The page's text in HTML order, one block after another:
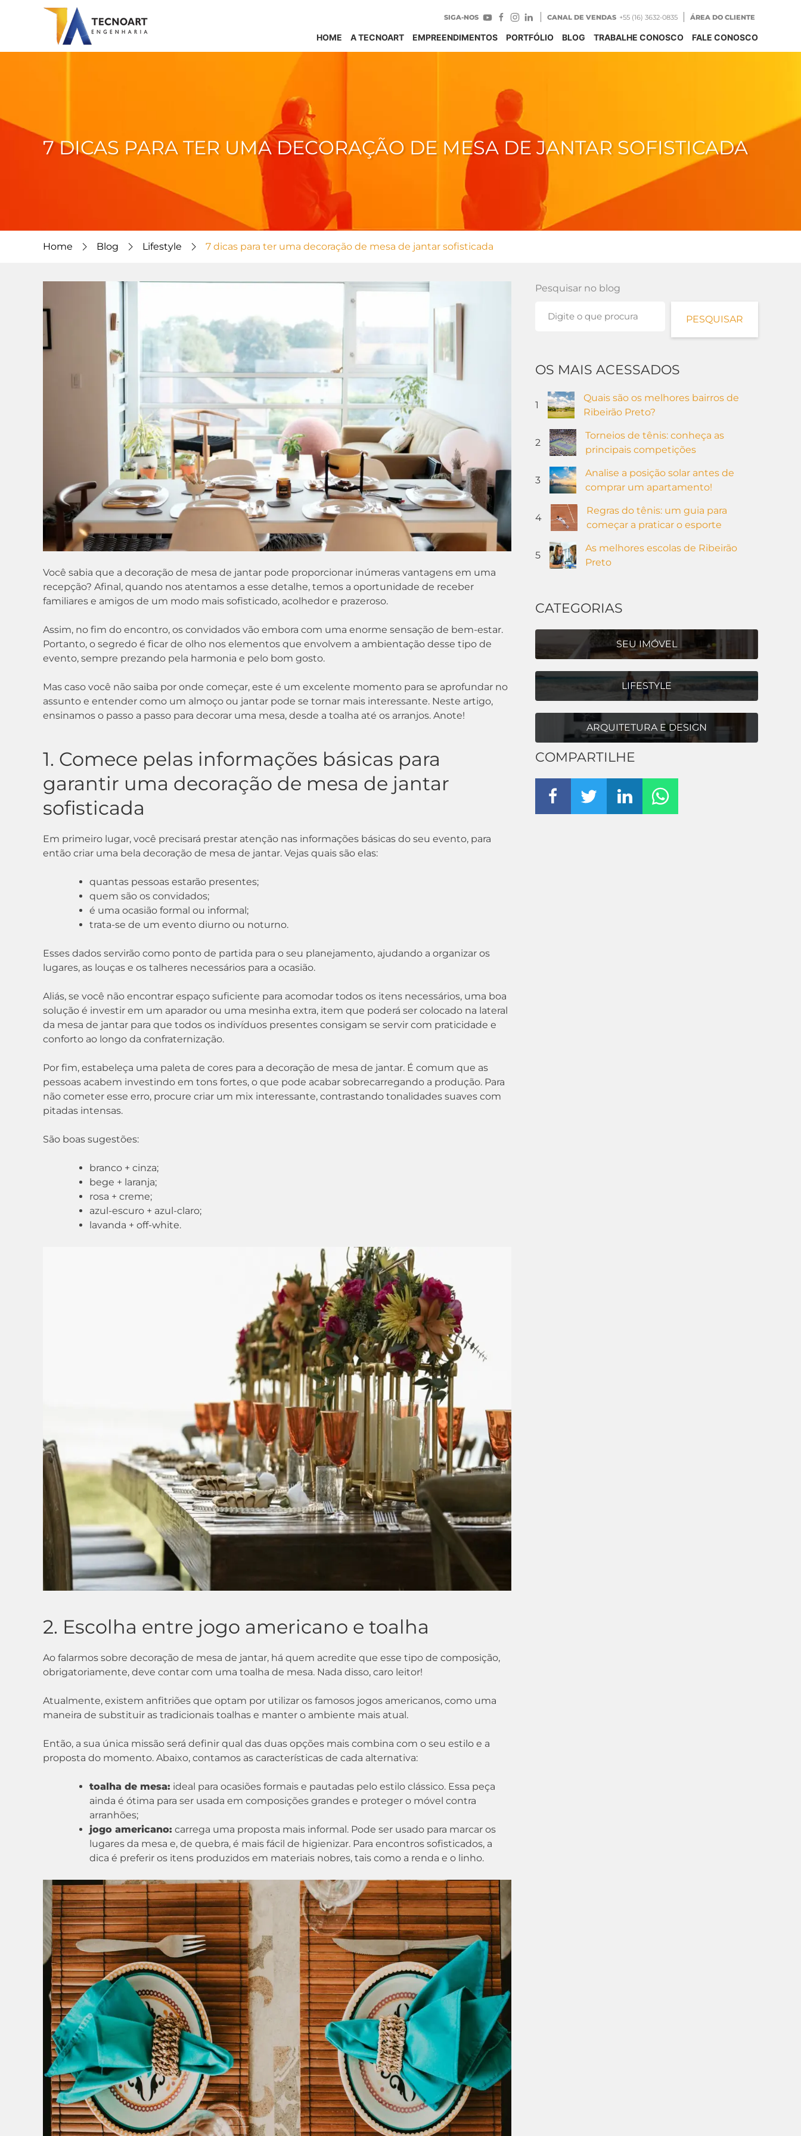
SIGA-NOS CANAL DE VENDAS +55 (16) 3632-0835 ÁREA DO CLIENTE
HOME A TECNOART EMPREENDIMENTOS PORTFÓLIO BLOG TRABALHE CONOSCO FALE CONOSCO
7 DICAS PARA TER UMA DECORAÇÃO DE MESA DE JANTAR SOFISTICADA
Home Blog Lifestyle 7 dicas para ter uma decoração de mesa de jantar sofisticada
Você sabia que a decoração de mesa de jantar pode proporcionar inúmeras vantagens em uma
recepção? Afinal, quando nos atentamos a esse detalhe, temos a oportunidade de receber
familiares e amigos de um modo mais sofisticado, acolhedor e prazeroso.
Assim, no fim do encontro, os convidados vão embora com uma enorme sensação de bem-estar.
Portanto, o segredo é ficar de olho nos elementos que envolvem a ambientação desse tipo de
evento, sempre prezando pela harmonia e pelo bom gosto.
Mas caso você não saiba por onde começar, este é um excelente momento para se aprofundar no
assunto e entender como um almoço ou jantar pode se tornar mais interessante. Neste artigo,
ensinamos o passo a passo para decorar uma mesa, desde a toalha até os arranjos. Anote!
1. Comece pelas informações básicas para
garantir uma decoração de mesa de jantar
sofisticada
Em primeiro lugar, você precisará prestar atenção nas informações básicas do seu evento, para
então criar uma bela decoração de mesa de jantar. Vejas quais são elas:
quantas pessoas estarão presentes;
quem são os convidados;
é uma ocasião formal ou informal;
trata-se de um evento diurno ou noturno.
Esses dados servirão como ponto de partida para o seu planejamento, ajudando a organizar os
lugares, as louças e os talheres necessários para a ocasião.
Aliás, se você não encontrar espaço suficiente para acomodar todos os itens necessários, uma boa
solução é investir em um aparador ou uma mesinha extra, item que poderá ser colocado na lateral
da mesa de jantar para que todos os indivíduos presentes consigam se servir com praticidade e
conforto ao longo da confraternização.
Por fim, estabeleça uma paleta de cores para a decoração de mesa de jantar. É comum que as
pessoas acabem investindo em tons fortes, o que pode acabar sobrecarregando a produção. Para
não cometer esse erro, procure criar um mix interessante, contrastando tonalidades suaves com
pitadas intensas.
São boas sugestões:
branco + cinza;
bege + laranja;
rosa + creme;
azul-escuro + azul-claro;
lavanda + off-white.
2. Escolha entre jogo americano e toalha
Ao falarmos sobre decoração de mesa de jantar, há quem acredite que esse tipo de composição,
obrigatoriamente, deve contar com uma toalha de mesa. Nada disso, caro leitor!
Atualmente, existem anfitriões que optam por utilizar os famosos jogos americanos, como uma
maneira de substituir as tradicionais toalhas e manter o ambiente mais atual.
Então, a sua única missão será definir qual das duas opções mais combina com o seu estilo e a
proposta do momento. Abaixo, contamos as características de cada alternativa:
toalha de mesa: ideal para ocasiões formais e pautadas pelo estilo clássico. Essa peça
ainda é ótima para ser usada em composições grandes e proteger o móvel contra
arranhões;
jogo americano: carrega uma proposta mais informal. Pode ser usado para marcar os
lugares da mesa e, de quebra, é mais fácil de higienizar. Para encontros sofisticados, a
dica é preferir os itens produzidos em materiais nobres, tais como a renda e o linho.
Pesquisar no blog
PESQUISAR
OS MAIS ACESSADOS
1
Quais são os melhores bairros de
Ribeirão Preto?
2
Torneios de tênis: conheça as
principais competições
3
Analise a posição solar antes de
comprar um apartamento!
4
Regras do tênis: um guia para
começar a praticar o esporte
5
As melhores escolas de Ribeirão
Preto
CATEGORIAS
SEU IMÓVEL
LIFESTYLE
ARQUITETURA E DESIGN
COMPARTILHE